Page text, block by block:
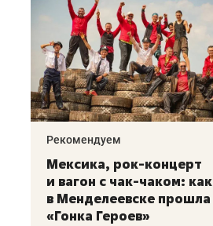
Рекомендуем
Мексика, рок-концерт
и вагон с чак-чаком: как
в Менделеевске прошла
«Гонка Героев»